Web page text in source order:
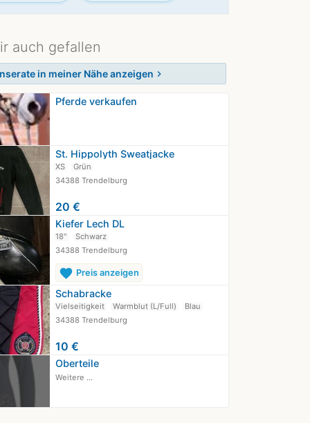
auch gefallen
in meiner Nähe anzeigen chevron_right
Pferde verkaufen
St. Hippolyth Sweatjacke
XS
Grün
34388 Trendelburg
20 €
Kiefer Lech DL
18"
Schwarz
34388 Trendelburg
favorite Preis anzeigen
Schabracke
Vielseitigkeit Warmblut (L/Full)
Blau
34388 Trendelburg
10 €
Oberteile
Weitere ...